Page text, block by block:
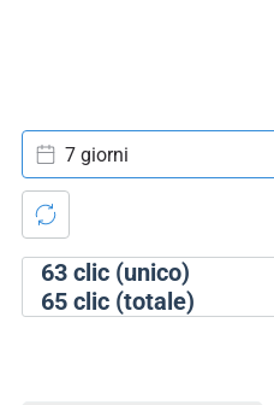
63clic (unico)
65clic (totale)
7 giorni